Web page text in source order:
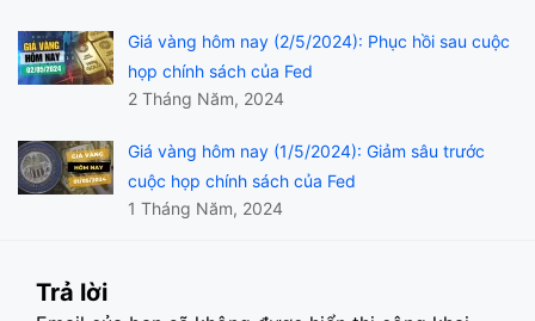
Giá vàng hôm nay (2/5/2024): Phục hồi sau cuộc
họp chính sách của Fed
2 Tháng Năm, 2024
Giá vàng hôm nay (1/5/2024): Giảm sâu trước
cuộc họp chính sách của Fed
1 Tháng Năm, 2024
Trả lời